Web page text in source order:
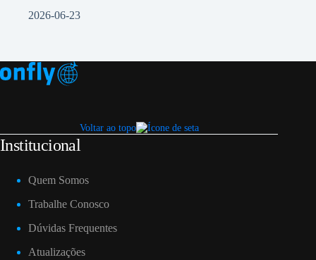
2026-06-23
Voltar ao topo
Institucional
Quem Somos
Trabalhe Conosco
Dúvidas Frequentes
Atualizações